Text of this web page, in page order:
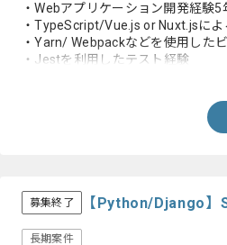
・Webアプリケーション開発経験5
・TypeScript/Vue.js or Nuxt.jsに
・Yarn/ Webpackなどを使用した
・Jestを利用したテスト経験
・GithubやGitlabでチームメンバ
募集終了 【Python/Django】
長期案件